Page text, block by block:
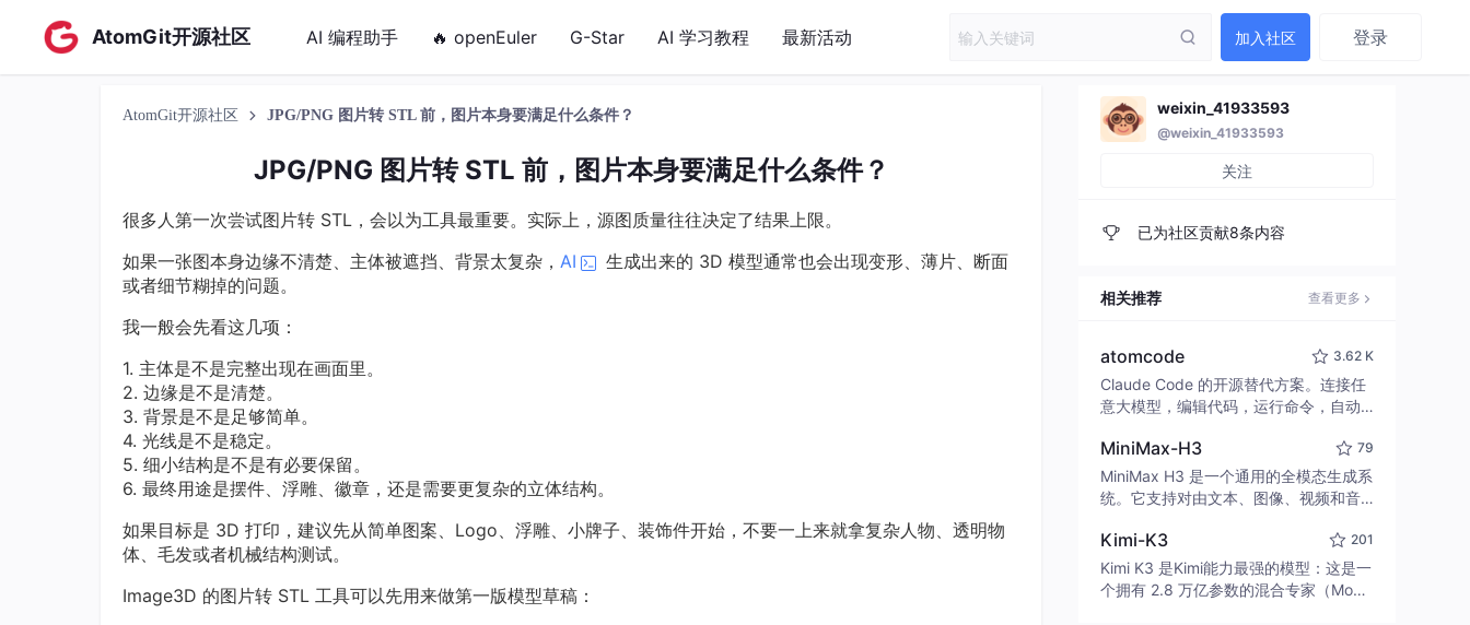
AtomGit开源社区 AI 编程助手 🔥 openEuler G-Star AI 学习教程 最新活动 加入社区 登录
AtomGit开源社区 JPG/PNG 图片转 STL 前，图片本身要满足什么条件？
JPG/PNG 图片转 STL 前，图片本身要满足什么条件？
很多人第一次尝试图片转 STL，会以为工具最重要。实际上，源图质量往往决定了结果上限。
如果一张图本身边缘不清楚、主体被遮挡、背景太复杂， AI
生成出来的 3D 模型通常也会出现变形、薄片、断面
或者细节糊掉的问题。
我一般会先看这几项：
1. 主体是不是完整出现在画面里。
2. 边缘是不是清楚。
3. 背景是不是足够简单。
4. 光线是不是稳定。
5. 细小结构是不是有必要保留。
6. 最终用途是摆件、浮雕、徽章，还是需要更复杂的立体结构。
如果目标是 3D 打印，建议先从简单图案、Logo、浮雕、小牌子、装饰件开始，不要一上来就拿复杂人物、透明物
体、毛发或者机械结构测试。
Image3D 的图片转 STL 工具可以先用来做第一版模型草稿：
weixin_41933593
@weixin_41933593
关注
已为社区贡献8条内容
相关推荐 查看更多
atomcode 3.62 K
Claude Code 的开源替代方案。连接任
意大模型，编辑代码，运行命令，自动
致性能。 ｜ An open-source alternativ
e to Claude Code. Connect any LLM,
edit code, run commands, and verify
MiniMax-H3 79
MiniMax H3 是一个通用的全模态生成系
统。它支持对由文本、图像、视频和音
并能生成分辨率高达 2K、时长可达 15
秒的带原生立体声音频的视频。得益于
面向任务泛化的系统设计，H3 在预训练
Kimi-K3 201
Kimi K3 是Kimi能力最强的模型：这是一
个拥有 2.8 万亿参数的混合专家（Mo